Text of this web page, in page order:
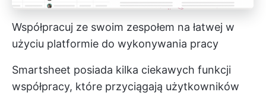
Współpracuj ze swoim zespołem na łatwej w
użyciu platformie do wykonywania pracy
Smartsheet posiada kilka ciekawych funkcji
współpracy, które przyciągają użytkowników